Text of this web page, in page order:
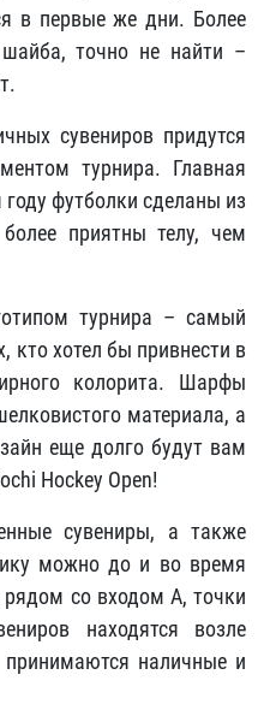
в первые же дни. Более
точно не найти –
сувениров придутся
турнира. Главная
футболки сделаны из
приятны телу, чем
турнира – самый
кто хотел бы привнести в
колорита. Шарфы
материала, а
еще долго будут вам
Hockey Open!
сувениры, а также
можно до и во время
со входом А, точки
находятся возле
наличные и